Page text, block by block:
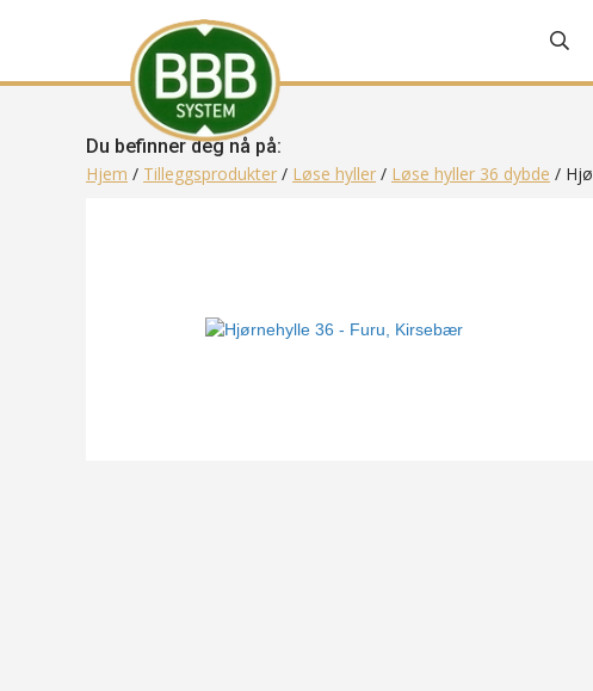
Du befinner deg nå på:
Hjem / Tilleggsprodukter / Løse hyller / Løse hyller 36 dybde /